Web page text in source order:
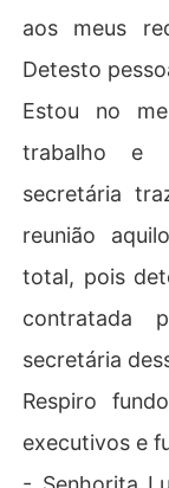
aos meus
Detesto
Estou no
trabalho e
secretária
reunião
total, pois
contratada
secretária
Respiro
executivos e